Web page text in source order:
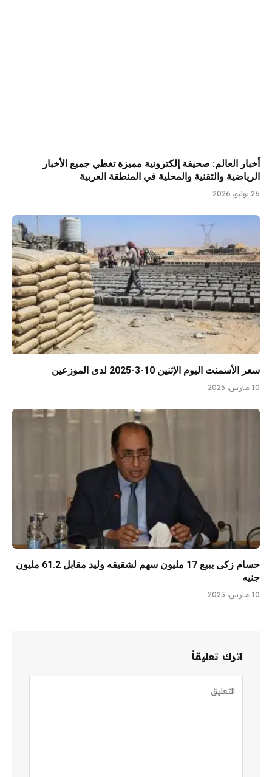
أخبار العالم: صحيفة إلكترونية مميزة تغطي جميع الأخبار
الرياضية والتقنية والمحلية في المنطقة العربية
26 يونيو، 2026
سعر الأسمنت اليوم الإثنين 10-3-2025 لدى الموزعين
10 مارس، 2025
حسام زكى يبيع 17 مليون سهم لشقيقه وليد مقابل 61.2 مليون
جنيه
10 مارس، 2025
اترك تعليقاً